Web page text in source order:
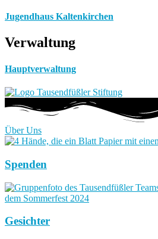
Jugendhaus Kaltenkirchen
Verwaltung
Hauptverwaltung
Über Uns
Spenden
Gesichter